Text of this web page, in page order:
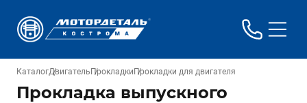
КаталогДвигатель Прокладки Прокладки для двигателя
Прокладка выпускного